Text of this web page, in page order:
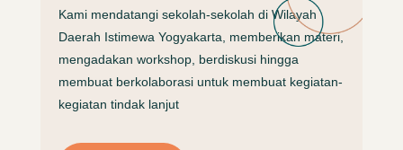
Kami mendatangi sekolah-sekolah di Wilayah
Daerah Istimewa Yogyakarta, memberikan materi,
mengadakan workshop, berdiskusi hingga
membuat berkolaborasi untuk membuat kegiatan-
kegiatan tindak lanjut